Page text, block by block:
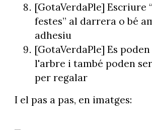
[GotaVerdaPle] Escriure
festes” al darrera o bé
adhesiu
[GotaVerdaPle] Es
l'arbre i també poden
per regalar
I el pas a pas, en imatges: